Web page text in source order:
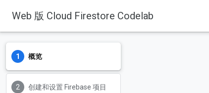
Web 版 Cloud Firestore Codelab
概览
创建和设置 Firebase 项目